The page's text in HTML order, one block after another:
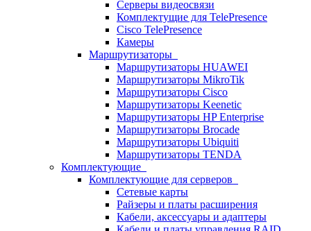
Серверы видеосвязи
Комплектущие для TelePresence
Cisco TelePresence
Камеры
Маршрутизаторы
Маршрутизаторы HUAWEI
Маршрутизаторы MikroTik
Маршрутизаторы Cisco
Маршрутизаторы Keenetic
Маршрутизаторы HP Enterprise
Маршрутизаторы Brocade
Маршрутизаторы Ubiquiti
Маршрутизаторы TENDA
Комплектующие
Комплектующие для серверов
Сетевые карты
Райзеры и платы расширения
Кабели, аксессуары и адаптеры